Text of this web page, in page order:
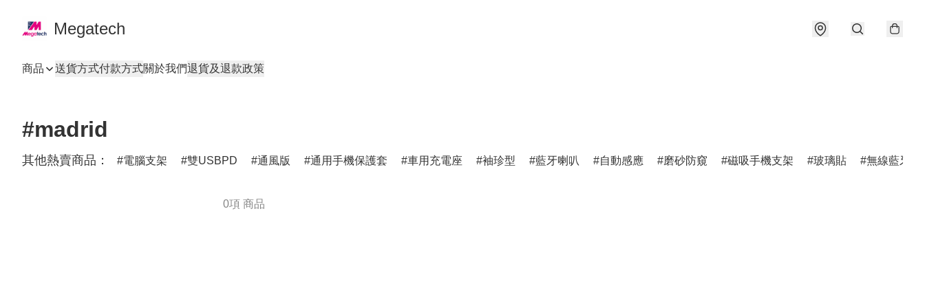
Megatech
商品 送貨方式付款方式關於我們退貨及退款政策
#madrid
其他熱賣商品： 電腦支架 雙USBPD 通風版 通用手機保護套 車用充電座 袖珍型 藍牙喇叭 自動感應 磨砂防窺 磁吸手機支架 玻璃貼 無線藍牙耳
0項 商品